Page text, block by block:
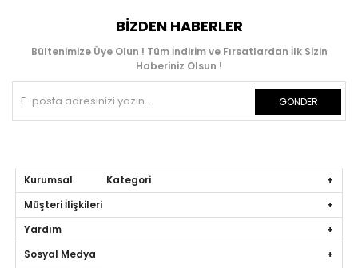
BIZDEN HABERLER
Bültenimize Üye Olun ! Tüm İndirim ve Fırsatlardan İlk Sizin
Haberiniz Olsun !
GÖNDER
Kurumsal Kategori
Müşteri İlişkileri
Yardım
Sosyal Medya